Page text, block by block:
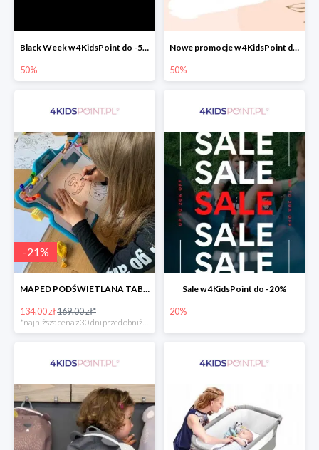
Black Week w 4KidsPoint do -50%
50%
Nowe promocje w 4KidsPoint do -50%
50%
-21%
MAPED PODŚWIETLANA TABLICA DO RYSOWANIA LUMI BOARD CREATIV -21%
134.00 zł169.00 zł*
Sale w 4KidsPoint do -20%
20%